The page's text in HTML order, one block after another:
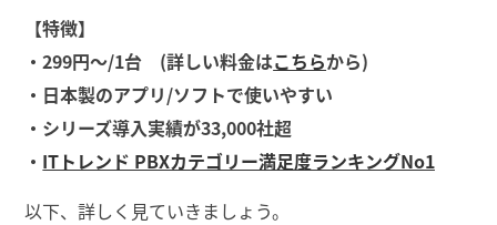
【特徴】
・299円～/1台 (詳しい料金はこちらから)
・日本製のアプリ/ソフトで使いやすい
・シリーズ導入実績が33,000社超
・ ITトレンド PBXカテゴリー満足度ランキングNo1
以下、詳しく見ていきましょう。